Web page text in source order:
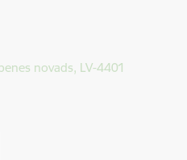
novads, LV-4401